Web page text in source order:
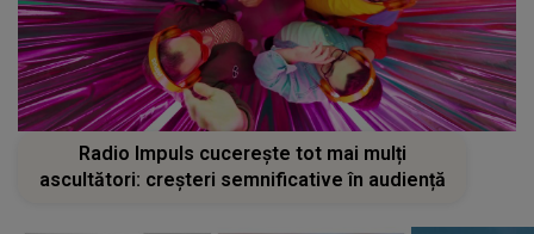
Radio Impuls cucerește tot mai mulți
ascultători: creșteri semnificative în audiență